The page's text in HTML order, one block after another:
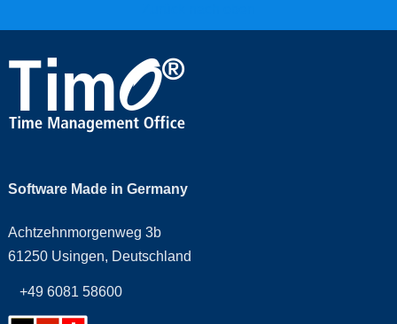
Software Made in Germany
Achtzehnmorgenweg 3b
61250 Usingen, Deutschland
+49 6081 58600